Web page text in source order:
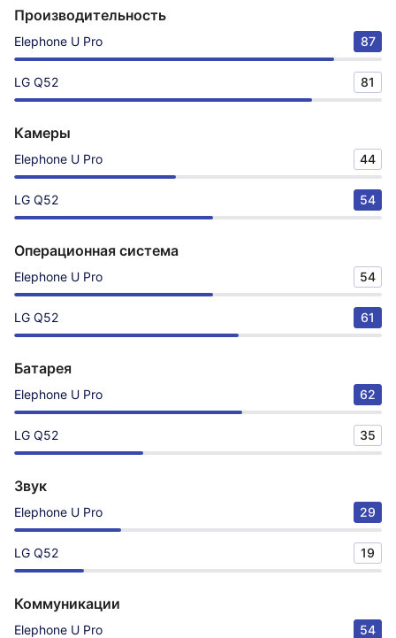
Производительность
Elephone U Pro 87
LG Q52 81
Камеры
Elephone U Pro 44
LG Q52 54
Операционная система
Elephone U Pro 54
LG Q52 61
Батарея
Elephone U Pro 62
LG Q52 35
Звук
Elephone U Pro 29
LG Q52 19
Коммуникации
Elephone U Pro 54